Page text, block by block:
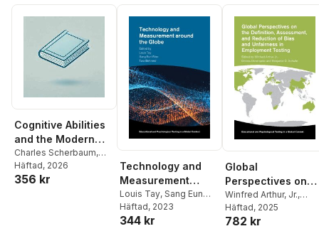
Cognitive Abilities
and the Modern
World of Work
Charles Scherbaum,
Harrison Kell,
Goldstein
Häftad, 2026
356 kr
Technology and
Measurement
around the Globe
Louis Tay, Sang Eun
Woo,Tara Behrend
Häftad, 2023
344 kr
Global
Perspectives on
the Definition,
Assessment, and
Reduction of Bias
Winfred Arthur, Jr.,
Dennis Doverspike
Benjamin D. Schulte
Häftad, 2025
782 kr